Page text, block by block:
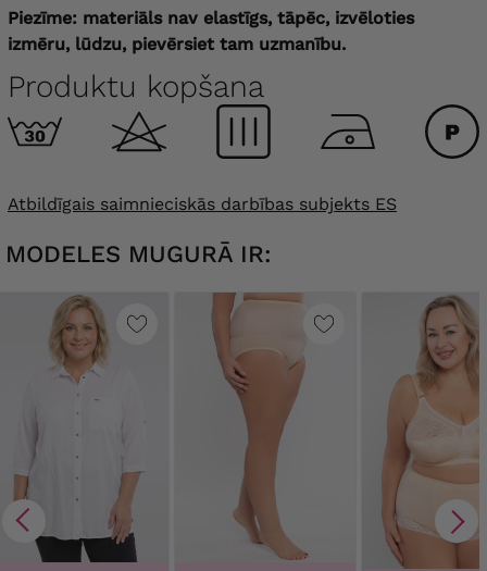
Piezīme: materiāls nav elastīgs, tāpēc, izvēloties
izmēru, lūdzu, pievērsiet tam uzmanību.
Produktu kopšana
Atbildīgais saimnieciskās darbības subjekts ES
MODELES MUGURĀ IR: